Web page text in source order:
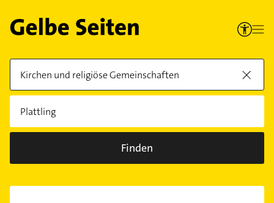
Finden